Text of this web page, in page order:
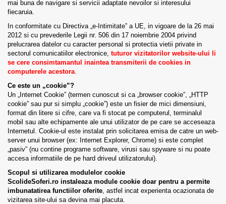
mai buna de navigare si servicii adaptate nevoilor si interesului
fiecaruia.
In conformitate cu Directiva „e-Intimitate” a UE, in vigoare de la 26 mai
2012 si cu prevederile Legii nr. 506 din 17 noiembrie 2004 privind
prelucrarea datelor cu caracter personal si protectia vietii private in
sectorul comunicatiilor electronice, tuturor vizitatorilor website-ului li
se cere consimtamantul inaintea transmiterii de cookies in
computerele acestora
Ce este un „cookie”?
Un „Internet Cookie” (termen cunoscut si ca „browser cookie”, „HTTP
cookie” sau pur si simplu „cookie”) este un fisier de mici dimensiuni,
format din litere si cifre, care va fi stocat pe computerul, terminalul
mobil sau alte echipamente ale unui utilizator de pe care se acceseaza
Internetul. Cookie-ul este instalat prin solicitarea emisa de catre un web-
server unui browser (ex: Internet Explorer, Chrome) si este complet
„pasiv” (nu contine programe software, virusi sau spyware si nu poate
accesa informatiile de pe hard driveul utilizatorului).
Scopul si utilizarea modulelor cookie
ScolideSoferi.ro instaleaza module cookie doar pentru a permite
imbunatatirea functiilor oferite , astfel incat experienta ocazionata de
vizitarea site-ului sa devina mai placuta.